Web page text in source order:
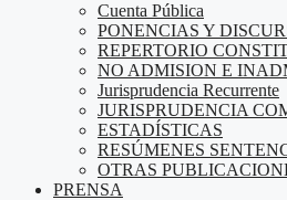
Cuenta Pública
PONENCIAS Y
REPERTORIO
NO ADMISION E
Jurisprudencia Recurrente
JURISPRUDENCIA
ESTADÍSTICAS
RESÚMENES
OTRAS
PRENSA